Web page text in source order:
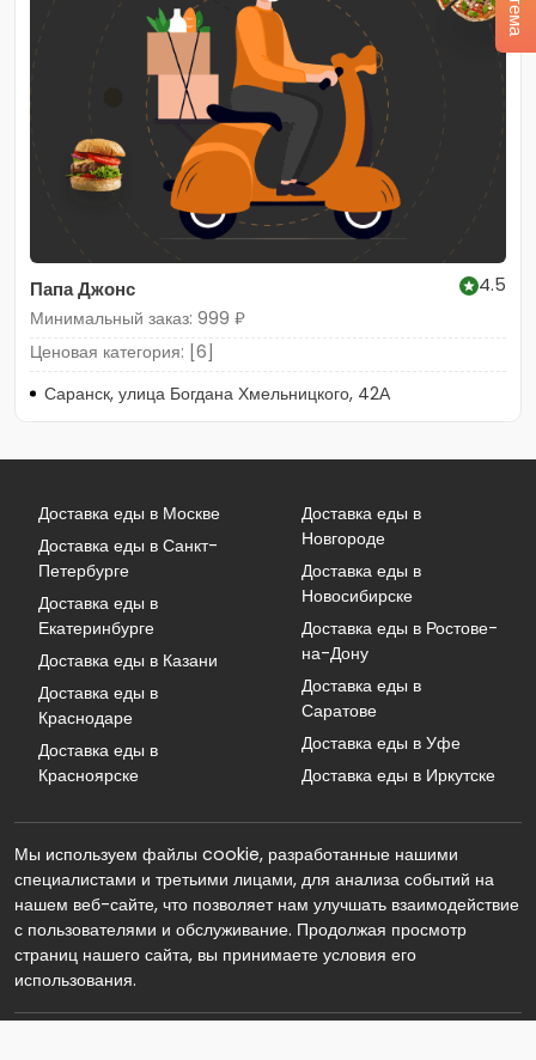
Папа Джонс
4.5
Минимальный заказ: 999 ₽
Ценовая категория: [6]
Саранск, улица Богдана Хмельницкого, 42А
Доставка еды в Москве
Доставка еды в Санкт-
Петербурге
Доставка еды в
Екатеринбурге
Доставка еды в Казани
Доставка еды в
Краснодаре
Доставка еды в
Красноярске
Доставка еды в
Новгороде
Доставка еды в
Новосибирске
Доставка еды в Ростове-
на-Дону
Доставка еды в
Саратове
Доставка еды в Уфе
Доставка еды в Иркутске
Мы используем файлы cookie, разработанные нашими
специалистами и третьими лицами, для анализа событий на
нашем веб-сайте, что позволяет нам улучшать взаимодействие
с пользователями и обслуживание. Продолжая просмотр
страниц нашего сайта, вы принимаете условия его
использования.